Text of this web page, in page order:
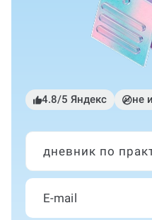
4.8/5 Яндекс не
дневник по